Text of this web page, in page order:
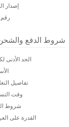
إصدار
رقم
شروط الدفع
الحد الأدنى
تفاصيل
وقت
شروط
القدرة على